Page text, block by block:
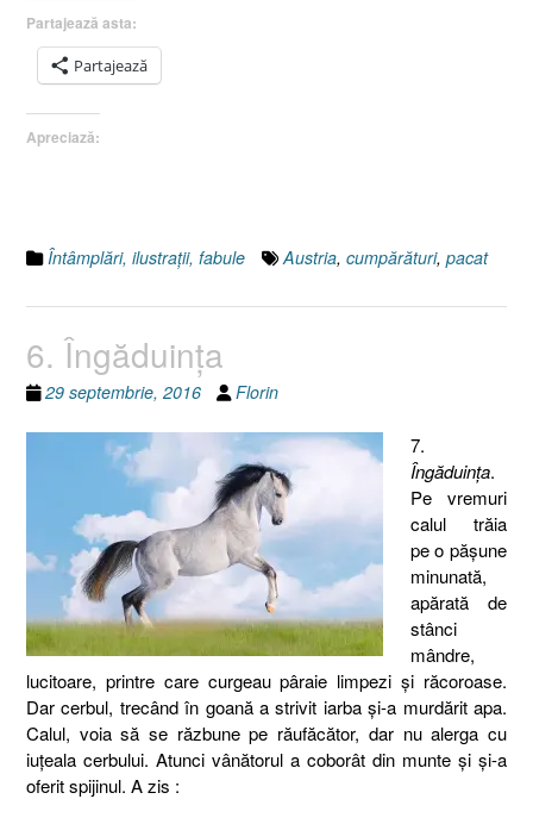
Partajează asta:
Partajează
Apreciază:
Întâmplări, ilustraţii, fabule Austria, cumpărături, pacat
6. Îngăduinţa
29 septembrie, 2016 Florin
7.
Îngăduinţa.
Pe vremuri
calul trăia
pe o păşune
minunată,
apărată de
stânci
mândre,
lucitoare, printre care curgeau pâraie limpezi şi răcoroase.
Dar cerbul, trecând în goană a strivit iarba şi-a murdărit apa.
Calul, voia să se răzbune pe răufăcător, dar nu alerga cu
iuţeala cerbului. Atunci vânătorul a coborât din munte şi şi-a
oferit spijinul. A zis :